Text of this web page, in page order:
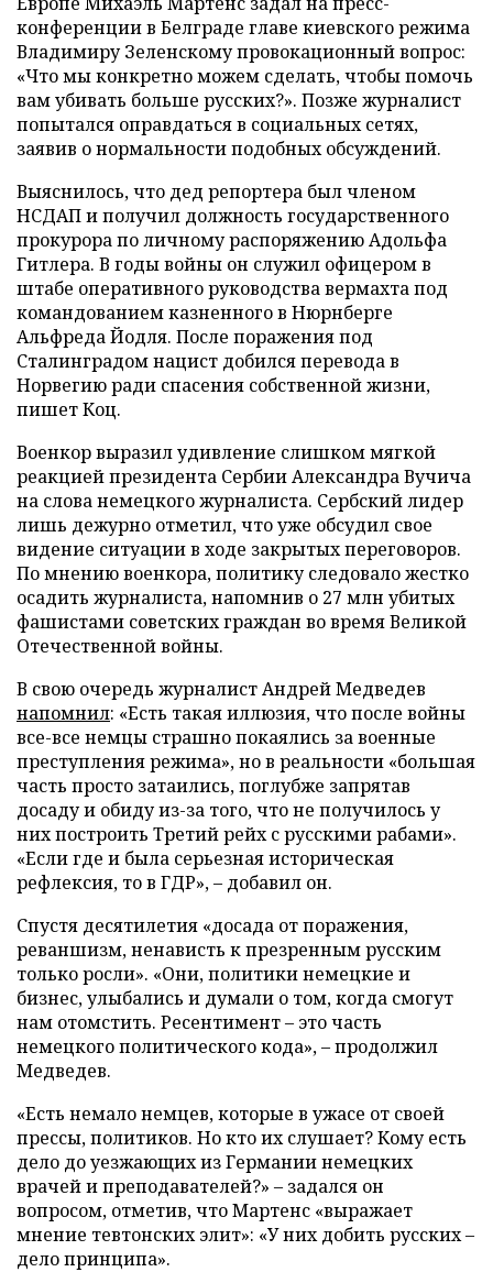
конференции в Белграде главе киевского режима
Владимиру Зеленскому провокационный вопрос:
«Что мы конкретно можем сделать, чтобы помочь
вам убивать больше русских?». Позже журналист
попытался оправдаться в социальных сетях,
заявив о нормальности подобных обсуждений.
Выяснилось, что дед репортера был членом
НСДАП и получил должность государственного
прокурора по личному распоряжению Адольфа
Гитлера. В годы войны он служил офицером в
штабе оперативного руководства вермахта под
командованием казненного в Нюрнберге
Альфреда Йодля. После поражения под
Сталинградом нацист добился перевода в
Норвегию ради спасения собственной жизни,
пишет Коц.
Военкор выразил удивление слишком мягкой
реакцией президента Сербии Александра Вучича
на слова немецкого журналиста. Сербский лидер
лишь дежурно отметил, что уже обсудил свое
видение ситуации в ходе закрытых переговоров.
По мнению военкора, политику следовало жестко
осадить журналиста, напомнив о 27 млн убитых
фашистами советских граждан во время Великой
Отечественной войны.
В свою очередь журналист Андрей Медведев
напомнил: «Есть такая иллюзия, что после войны
все-все немцы страшно покаялись за военные
преступления режима», но в реальности «большая
часть просто затаились, поглубже запрятав
досаду и обиду из-за того, что не получилось у
них построить Третий рейх с русскими рабами».
«Если где и была серьезная историческая
рефлексия, то в ГДР», – добавил он.
Спустя десятилетия «досада от поражения,
реваншизм, ненависть к презренным русским
только росли». «Они, политики немецкие и
бизнес, улыбались и думали о том, когда смогут
нам отомстить. Ресентимент – это часть
немецкого политического кода», – продолжил
Медведев.
«Есть немало немцев, которые в ужасе от своей
прессы, политиков. Но кто их слушает? Кому есть
дело до уезжающих из Германии немецких
врачей и преподавателей?» – задался он
вопросом, отметив, что Мартенс «выражает
мнение тевтонских элит»: «У них добить русских –
дело принципа».